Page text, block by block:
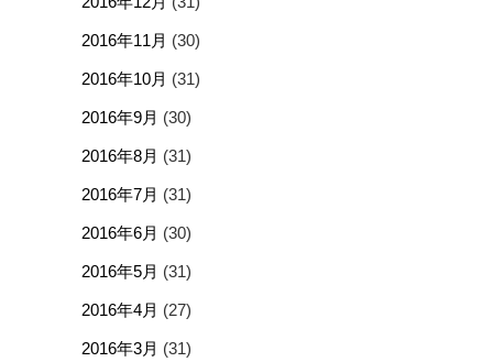
2016年11月 (30)
2016年10月 (31)
2016年9月 (30)
2016年8月 (31)
2016年7月 (31)
2016年6月 (30)
2016年5月 (31)
2016年4月 (27)
2016年3月 (31)